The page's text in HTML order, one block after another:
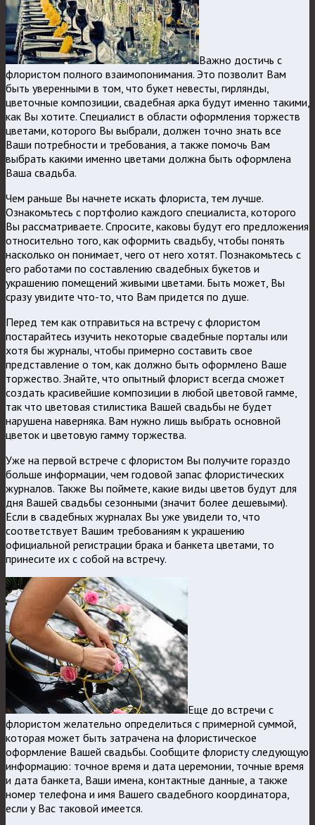
Важно достичь с
флористом полного взаимопонимания. Это позволит Вам
быть уверенными в том, что букет невесты, гирлянды,
цветочные композиции, свадебная арка будут именно такими,
как Вы хотите. Специалист в области оформления торжеств
цветами, которого Вы выбрали, должен точно знать все
Ваши потребности и требования, а также помочь Вам
выбрать какими именно цветами должна быть оформлена
Ваша свадьба.
Чем раньше Вы начнете искать флориста, тем лучше.
Ознакомьтесь с портфолио каждого специалиста, которого
Вы рассматриваете. Спросите, каковы будут его предложения
относительно того, как оформить свадьбу, чтобы понять
насколько он понимает, чего от него хотят. Познакомьтесь с
его работами по составлению свадебных букетов и
украшению помещений живыми цветами. Быть может, Вы
сразу увидите что-то, что Вам придется по душе.
Перед тем как отправиться на встречу с флористом
постарайтесь изучить некоторые свадебные порталы или
хотя бы журналы, чтобы примерно составить свое
представление о том, как должно быть оформлено Ваше
торжество. Знайте, что опытный флорист всегда сможет
создать красивейшие композиции в любой цветовой гамме,
так что цветовая стилистика Вашей свадьбы не будет
нарушена наверняка. Вам нужно лишь выбрать основной
цветок и цветовую гамму торжества.
Уже на первой встрече с флористом Вы получите гораздо
больше информации, чем годовой запас флористических
журналов. Также Вы поймете, какие виды цветов будут для
дня Вашей свадьбы сезонными (значит более дешевыми).
Если в свадебных журналах Вы уже увидели то, что
соответствует Вашим требованиям к украшению
официальной регистрации брака и банкета цветами, то
принесите их с собой на встречу.
Еще до встречи с
флористом желательно определиться с примерной суммой,
которая может быть затрачена на флористическое
оформление Вашей свадьбы. Сообщите флористу следующую
информацию: точное время и дата церемонии, точные время
и дата банкета, Ваши имена, контактные данные, а также
номер телефона и имя Вашего свадебного координатора,
если у Вас таковой имеется.